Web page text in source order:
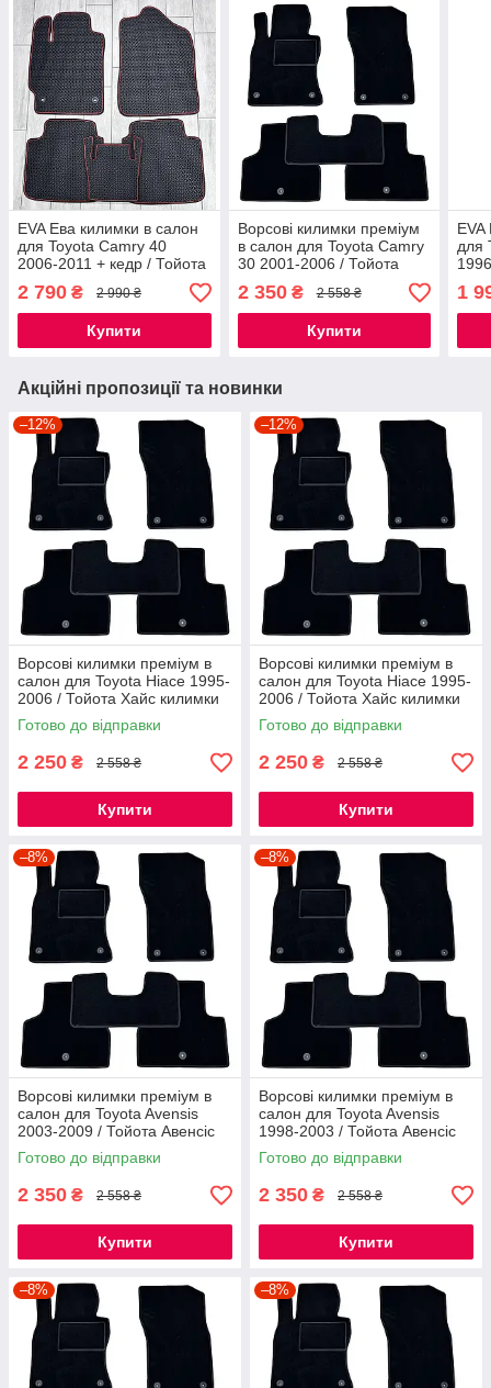
EVA Ева килимки в салон
для Toyota Camry 40
2006-2011 + кедр / Тойота
Камрі Кемрі килимки
2 790 ₴ 2 990 ₴
Купити
Ворсові килимки преміум
в салон для Toyota Camry
30 2001-2006 / Тойота
Камрі Кемрі килимки
2 350₴ 2 558 ₴
Купити
для
1
Акційні пропозиції та новинки
–12%
Ворсові килимки преміум в
салон для Toyota Hiace 1995-
2006 / Тойота Хайс килимки
Готово до відправки
2 250 ₴ 2 558 ₴
Купити
–12%
Ворсові килимки преміум в
салон для Toyota Hiace 1995-
2006 / Тойота Хайс килимки
Готово до відправки
2 250 ₴ 2 558 ₴
Купити
–8%
Ворсові килимки преміум в
салон для Toyota Avensis
2003-2009 / Тойота Авенсіс
килимки
Готово до відправки
2 350 ₴ 2 558 ₴
Купити
–8%
Ворсові килимки преміум в
салон для Toyota Avensis
1998-2003 / Тойота Авенсіс
килимки
Готово до відправки
2 350 ₴ 2 558 ₴
Купити
–8% –8%